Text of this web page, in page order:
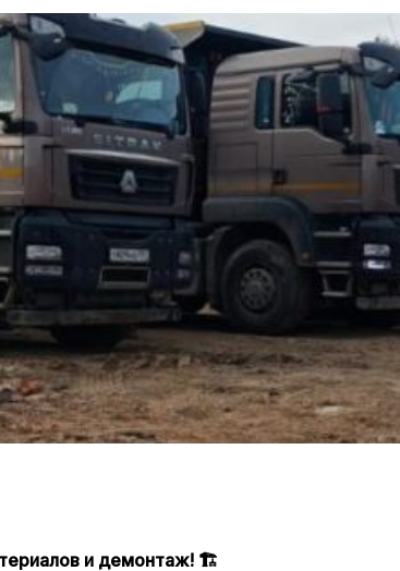
и демонтаж! 🏗️